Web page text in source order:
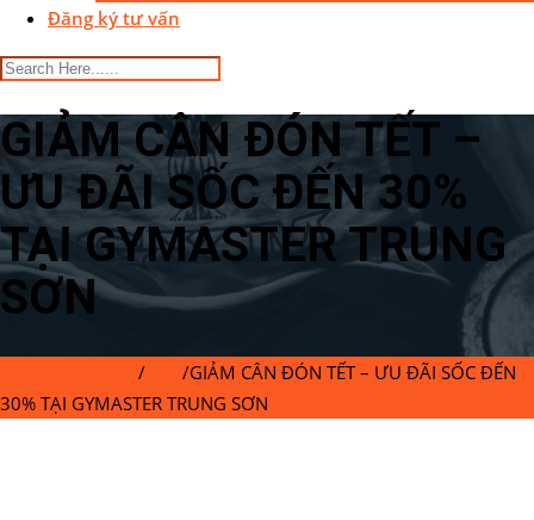
Đăng ký tư vấn
GIẢM CÂN ĐÓN TẾT –
ƯU ĐÃI SỐC ĐẾN 30%
TẠI GYMASTER TRUNG
SƠN
/ /GIẢM CÂN ĐÓN TẾT – ƯU ĐÃI SỐC ĐẾN
30% TẠI GYMASTER TRUNG SƠN